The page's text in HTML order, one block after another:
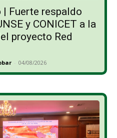
Fuerte respaldo
y CONICET a la
proyecto Red
- 04/08/2026